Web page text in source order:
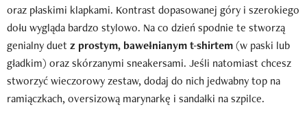
oraz płaskimi klapkami. Kontrast dopasowanej góry i szerokiego
dołu wygląda bardzo stylowo. Na co dzień spodnie te stworzą
genialny duet z prostym, bawełnianym t-shirtem(w paski lub
gładkim) oraz skórzanymi sneakersami. Jeśli natomiast chcesz
stworzyć wieczorowy zestaw, dodaj do nich jedwabny top na
ramiączkach, oversizową marynarkę i sandałki na szpilce.